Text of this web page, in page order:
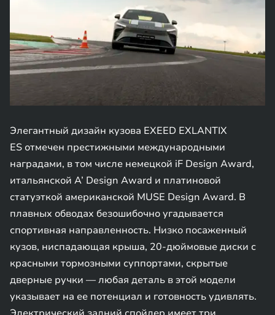
Элегантный дизайн кузова EXEED EXLANTIX
ES отмечен престижными международными
наградами, в том числе немецкой iF Design Award,
итальянской A’ Design Award и платиновой
статуэткой американской MUSE Design Award. В
плавных обводах безошибочно угадывается
спортивная направленность. Низко посаженный
кузов, ниспадающая крыша, 20-дюймовые диски с
красными тормозными суппортами, скрытые
дверные ручки — любая деталь в этой модели
указывает на ее потенциал и готовность удивлять.